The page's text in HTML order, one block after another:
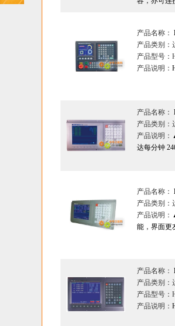
产品名称：
产品类别：
产品型号：
产品说明：
产品名称：
产品类别：
产品说明：
达每分钟
产品名称：
产品类别：
产品说明：
能，界面更
产品名称：
产品类别：
产品型号：
产品说明：